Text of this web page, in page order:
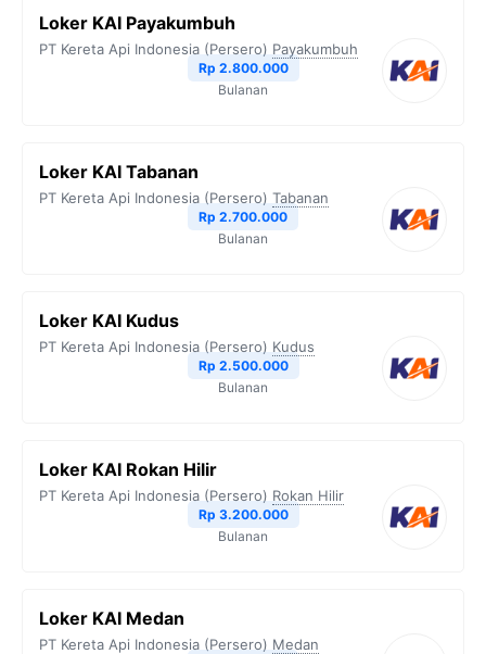
Loker KAI Payakumbuh
PT Kereta Api Indonesia (Persero) Payakumbuh
Rp 2.800.000
Bulanan
Loker KAI Tabanan
PT Kereta Api Indonesia (Persero) Tabanan
Rp 2.700.000
Bulanan
Loker KAI Kudus
PT Kereta Api Indonesia (Persero) Kudus
Rp 2.500.000
Bulanan
Loker KAI Rokan Hilir
PT Kereta Api Indonesia (Persero) Rokan Hilir
Rp 3.200.000
Bulanan
Loker KAI Medan
PT Kereta Api Indonesia (Persero) Medan